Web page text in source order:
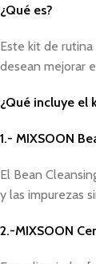
¿Qué es?
Este kit de
desean mejorar
¿Qué incluye el
1.- MIXSOON
El Bean
y las impurezas
2.-MIXSOON